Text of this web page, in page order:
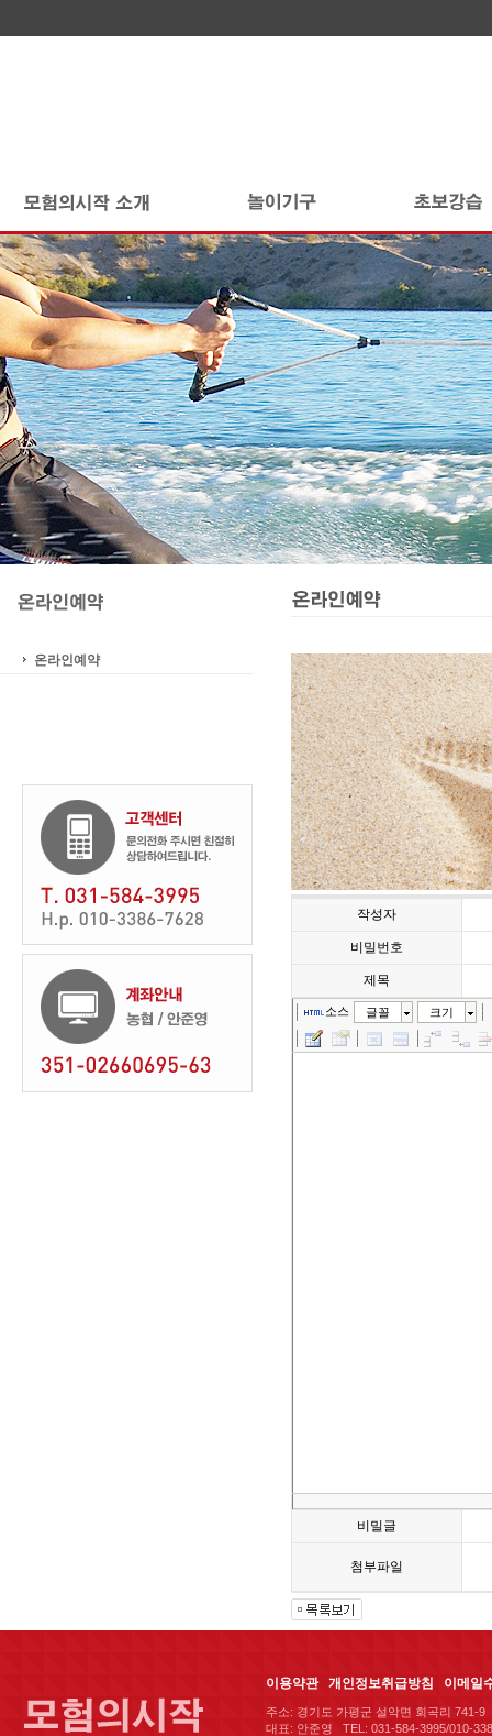
온라인예약
작성자
비밀번호
제목
소스 글꼴 크기
비밀글
첨부파일
이용약관 개인정보취급방침 이메일
주소: 경기도 가평군 설악면 회곡리 741-
대표: 안준영 TEL: 031-584-3995/010-